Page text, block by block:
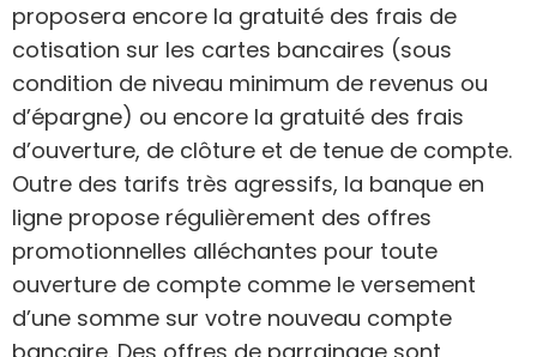
proposera encore la gratuité des frais de
cotisation sur les cartes bancaires (sous
condition de niveau minimum de revenus ou
d’épargne) ou encore la gratuité des frais
d’ouverture, de clôture et de tenue de compte.
Outre des tarifs très agressifs, la banque en
ligne propose régulièrement des offres
promotionnelles alléchantes pour toute
ouverture de compte comme le versement
d’une somme sur votre nouveau compte